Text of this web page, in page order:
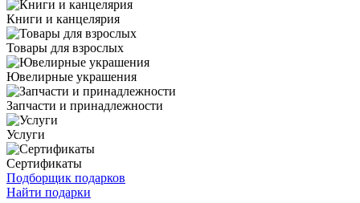
Книги и канцелярия
Товары для взрослых
Ювелирные украшения
Запчасти и принадлежности
Услуги
Сертификаты
Подборщик подарков
Найти подарки